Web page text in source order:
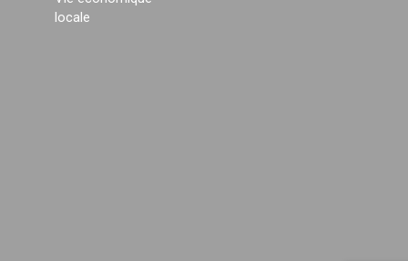
locale